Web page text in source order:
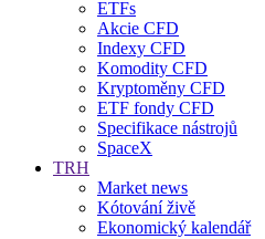
ETFs
Akcie CFD
Indexy CFD
Komodity CFD
Kryptoměny CFD
ETF fondy CFD
Specifikace nástrojů
SpaceX
TRH
Market news
Kótování živě
Ekonomický kalendář